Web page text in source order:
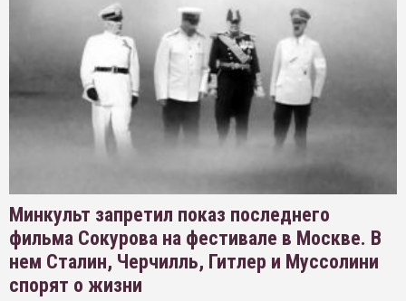
Минкульт запретил показ последнего
фильма Сокурова на фестивале в Москве. В
нем Сталин, Черчилль, Гитлер и Муссолини
спорят о жизни